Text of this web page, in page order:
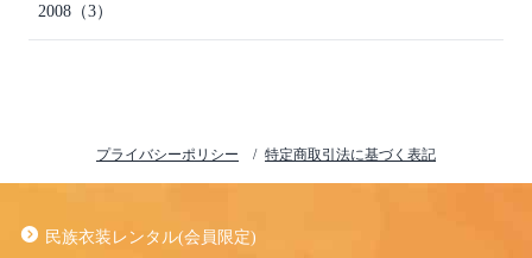
2008 （3）
プライバシーポリシー 特定商取引法に基づく表記
民族衣装レンタル(会員限定)